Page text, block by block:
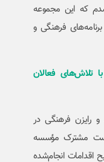
شدم که این مجموعه
فرهنگی و
تلاش‌های فعالان
و رایزن فرهنگی در
مشترک مؤسسه
اقدامات انجام‌شده